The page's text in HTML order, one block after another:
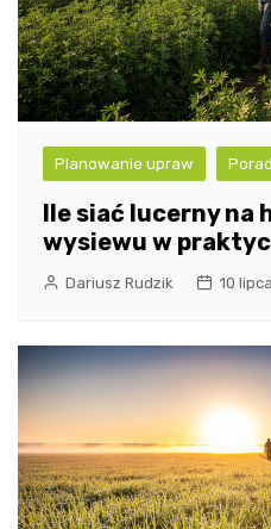
Planowanie upraw
Ile siać lucerny na
wysiewu w
Dariusz Rudzik 10